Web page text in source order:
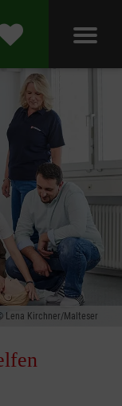
Lena Kirchner/Malteser